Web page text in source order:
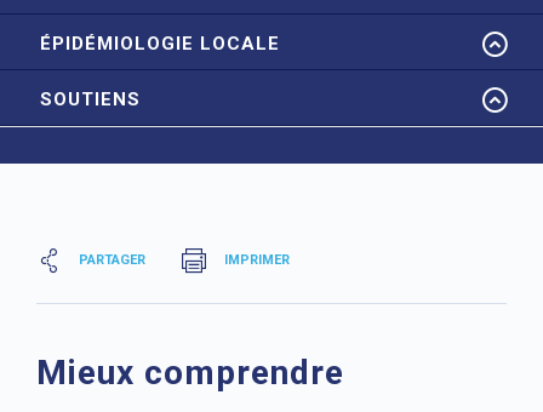
ÉPIDÉMIOLOGIE LOCALE
SOUTIENS
PARTAGER IMPRIMER
Mieux comprendre